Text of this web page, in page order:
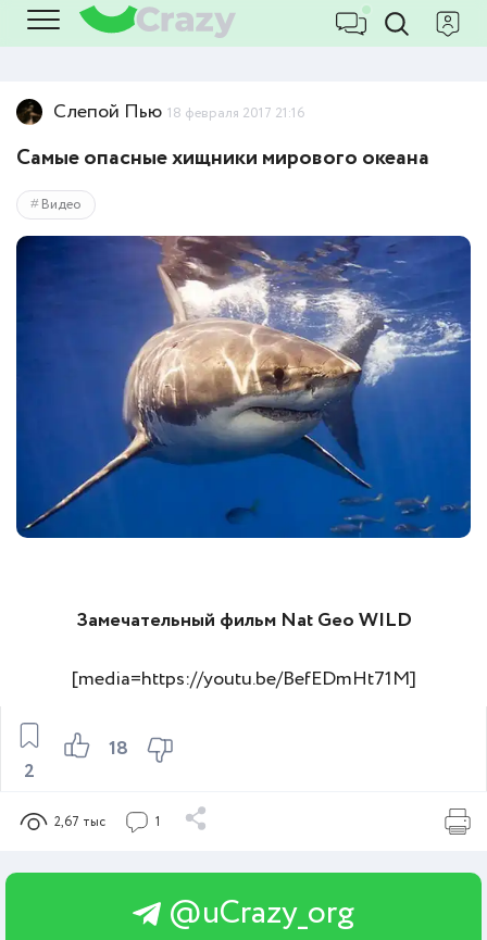
18
2
Слепой Пью 18 февраля 2017 21:16
Самые опасные хищники мирового океана
Видео
Замечательный фильм Nat Geo WILD
[media=https://youtu.be/BefEDmHt71M]
2,67 тыс 1
@uCrazy_org